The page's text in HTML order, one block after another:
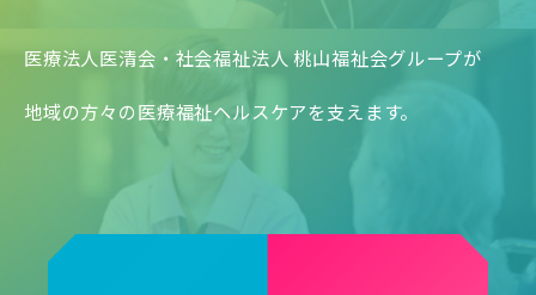
医療法人医清会・社会福祉法人 桃山福祉会グループが
地域の方々の医療福祉ヘルスケアを支えます。